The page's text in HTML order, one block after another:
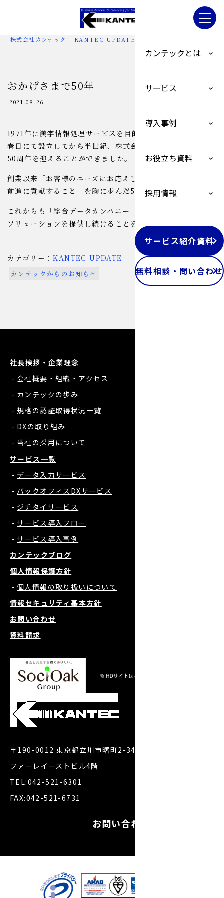
カンテックとは
サービス
導入事例
お役立ち資料
採用情報
サービス紹介資料
無料相談・問い合わせ
株式会社カンテック KANTEC UPDATE
おかげさまで50年
2021.08.26
1971年に漢字情報処理サービスを目的として東京都文京区
春日にて設立してから半世紀、株式会社カンテックは創業
50周年を迎えることができました。
創業以来「お客様のニーズにお応えし、お客様のビジネスの
前進に貢献すること」を胸に歩んだ50年でした。
これからも「総合データカンパニー」としてお客様に最高の
ソリューションを提供し続けることをお約束いたします。
カテゴリー：KANTEC UPDATE
カンテックからのお知らせ
社長挨拶・企業理念
会社概要・組織・アクセス
カンテックの歩み
規格の認証取得状況一覧
DXの取り組み
当社の採用について
サービス一覧
データ入力サービス
バックオフィスDXサービス
ジチタイサービス
サービス導入フロー
サービス導入事例
カンテックブログ
個人情報保護方針
個人情報の取り扱いについて
情報セキュリティ基本方針
お問い合わせ
資料請求
〒190-0012 東京都立川市曙町2-34-7
ファーレイーストビル4階
TEL:042-521-6301
FAX:042-521-6731
お問い合わせ・お見積り